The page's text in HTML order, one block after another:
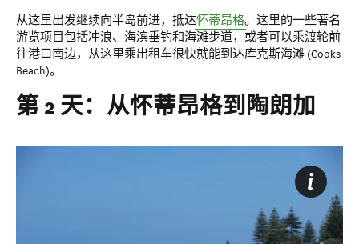
从这里出发继续向半岛前进，抵达怀蒂昂格。这里的一些著名
游览项目包括冲浪、海滨垂钓和海滩步道，或者可以乘渡轮前
往港口南边，从这里乘出租车很快就能到达库克斯海滩 (Cooks
Beach)。
第 2 天：从怀蒂昂格到陶朗加